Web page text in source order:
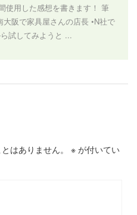
使用した感想を書きます！ 筆
大阪で家具屋さんの店長 •N社で
試してみようと ...
はありません。 ※ が付いてい